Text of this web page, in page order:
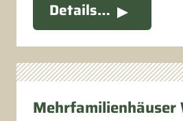
Details…
Mehrfamilienhäuser